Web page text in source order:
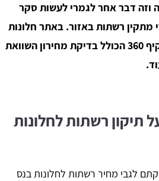
וזה דבר אחר לגמרי לעשות סקר
מתקין רשתות באזור. באתר חלונות
פלוס תבצעו סקר שוק מקיף 360 הכולל בדיקת מחירון השוואת
רשתות לחלונות
לגבי מחיר רשתות לחלונות בנס